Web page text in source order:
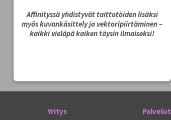
Affinityssä yhdistyvät taittotöiden lisäksi
myös kuvankäsittely ja vektoripiirtäminen –
kaikki vieläpä kaiken täysin ilmaiseksi!
Yritys Palvelut